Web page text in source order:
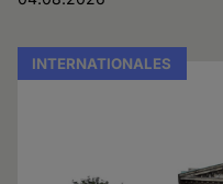
INTERNATIONALES